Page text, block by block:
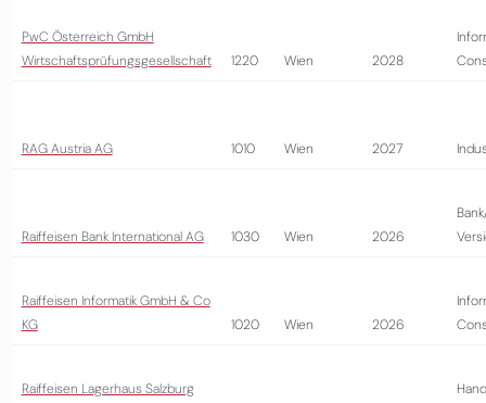
PwC Österreich GmbH
Wirtschaftsprüfungsgesellschaft
1220 Wien 2028
RAG Austria AG 1010 Wien 2027
Raiffeisen Bank International AG 1030 Wien 2026
Raiffeisen Informatik GmbH & Co
KG
1020 Wien 2026
Raiffeisen Lagerhaus Salzburg